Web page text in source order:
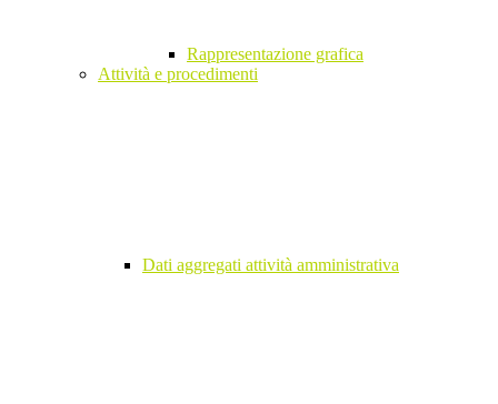
Rappresentazione grafica
Attività e procedimenti
Dati aggregati attività amministrativa